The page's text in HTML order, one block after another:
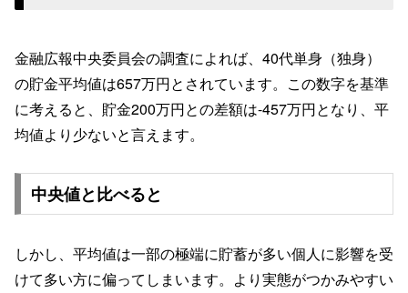
金融広報中央委員会の調査によれば、40代単身（独身）
の貯金平均値は657万円とされています。この数字を基準
に考えると、貯金200万円との差額は-457万円となり、平
均値より少ないと言えます。
中央値と比べると
しかし、平均値は一部の極端に貯蓄が多い個人に影響を受
けて多い方に偏ってしまいます。より実態がつかみやすい